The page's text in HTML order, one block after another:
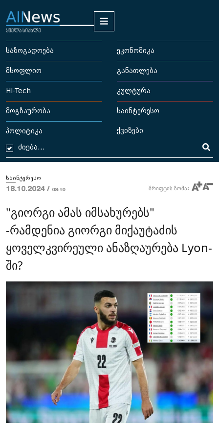
საზოგადოება ეკონომიკა
მსოფლიო განათლება
HI-Tech კულტურა
მოგზაურობა საინტერესო
პოლიტიკა ქვიზები
საინტერესო
18.10.2024 / 08:10 შრიფტის ზომა:
"გიორგი ამას იმსახურებს"
-რამდენია გიორგი მიქაუტაძის
ყოველკვირეული ანაზღაურება Lyon-
ში?